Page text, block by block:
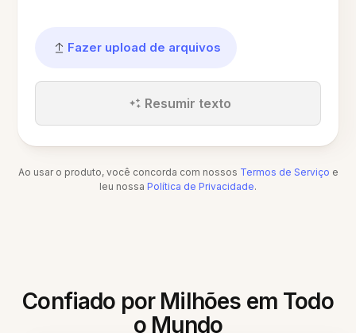
Fazer upload de arquivos
Resumir texto
Ao usar o produto, você concorda com nossos Termos de Serviço e
leu nossa Política de Privacidade.
Confiado por Milhões em Todo
o Mundo